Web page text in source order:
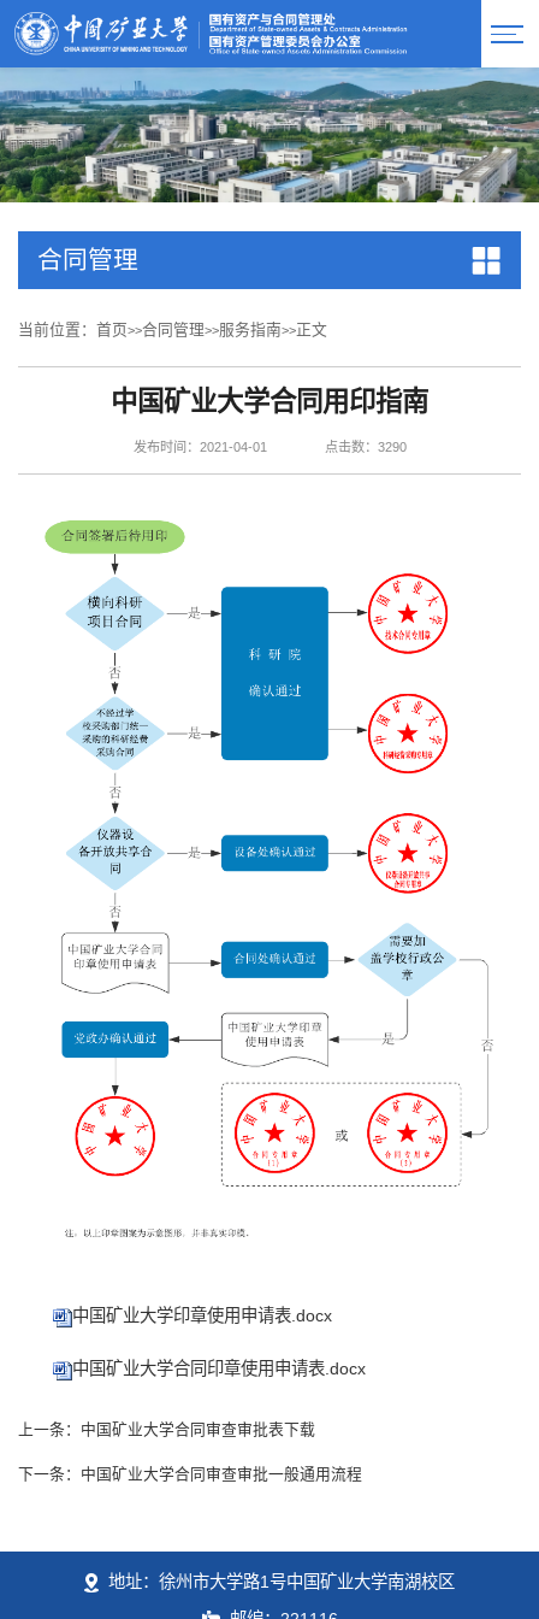
合同管理
当前位置： 首页>>合同管理>>服务指南>>正文
中国矿业大学合同用印指南
发布时间：2021-04-01 点击数： 3290
中国矿业大学印章使用申请表.docx
中国矿业大学合同印章使用申请表.docx
上一条：中国矿业大学合同审查审批表下载
下一条：中国矿业大学合同审查审批一般通用流程
地址：徐州市大学路1号中国矿业大学南湖校区